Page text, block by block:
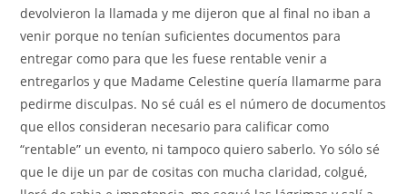
devolvieron la llamada y me dijeron que al final no iban a
venir porque no tenían suficientes documentos para
entregar como para que les fuese rentable venir a
entregarlos y que Madame Celestine quería llamarme para
pedirme disculpas. No sé cuál es el número de documentos
que ellos consideran necesario para calificar como
“rentable” un evento, ni tampoco quiero saberlo. Yo sólo sé
que le dije un par de cositas con mucha claridad, colgué,